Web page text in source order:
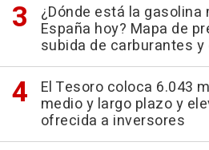
¿Dónde está la gasolina
España hoy? Mapa de
subida de carburantes
El Tesoro coloca 6.043
medio y largo plazo y
ofrecida a inversores